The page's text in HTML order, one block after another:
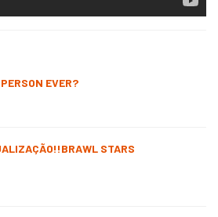
EVER?
STARS